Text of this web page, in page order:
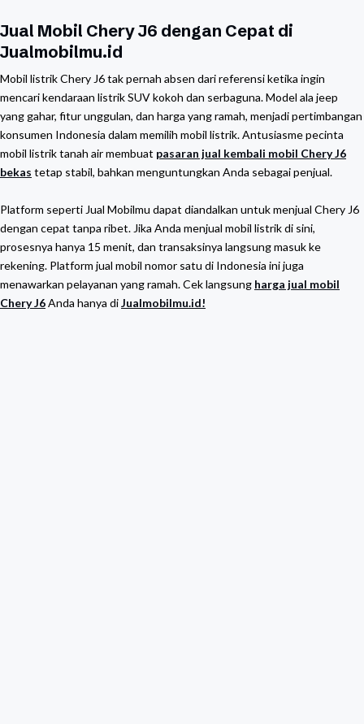
Jual Mobil Chery J6 dengan Cepat di
Jualmobilmu.id
Mobil listrik Chery J6 tak pernah absen dari referensi ketika ingin
mencari kendaraan listrik SUV kokoh dan serbaguna. Model ala jeep
yang gahar, fitur unggulan, dan harga yang ramah, menjadi pertimbangan
konsumen Indonesia dalam memilih mobil listrik. Antusiasme pecinta
mobil listrik tanah air membuat pasaran jual kembali mobil Chery J6
bekas tetap stabil, bahkan menguntungkan Anda sebagai penjual.
Platform seperti Jual Mobilmu dapat diandalkan untuk menjual Chery J6
dengan cepat tanpa ribet. Jika Anda menjual mobil listrik di sini,
prosesnya hanya 15 menit, dan transaksinya langsung masuk ke
rekening. Platform jual mobil nomor satu di Indonesia ini juga
menawarkan pelayanan yang ramah. Cek langsung harga jual mobil
Chery J6Anda hanya diJualmobilmu.id!